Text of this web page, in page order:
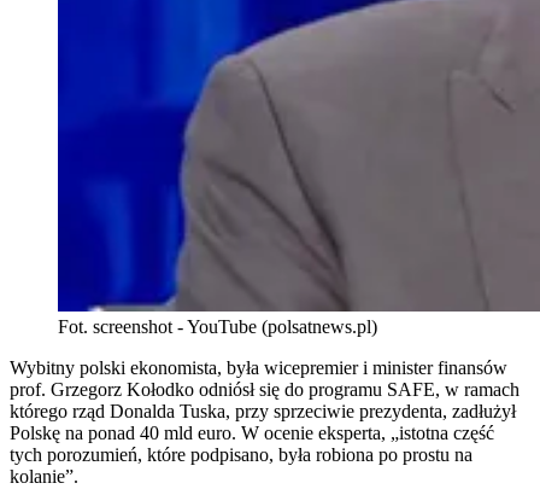
Fot. screenshot - YouTube (polsatnews.pl)
Wybitny polski ekonomista, była wicepremier i minister finansów
prof. Grzegorz Kołodko odniósł się do programu SAFE, w ramach
którego rząd Donalda Tuska, przy sprzeciwie prezydenta, zadłużył
Polskę na ponad 40 mld euro. W ocenie eksperta, „istotna część
tych porozumień, które podpisano, była robiona po prostu na
kolanie”.